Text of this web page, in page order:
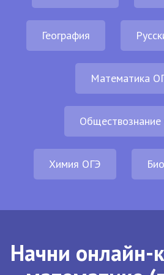
География
Математика
Химия ОГЭ
Начни онлайн-